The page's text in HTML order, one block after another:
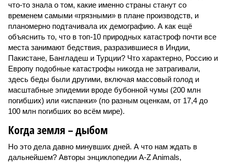
что-то знала о том, какие именно страны станут со
временем самыми «грязными» в плане производств, и
планомерно подтачивала их демографию. А как ещё
объяснить то, что в топ-10 природных катастроф почти все
места занимают бедствия, разразившиеся в Индии,
Пакистане, Бангладеш и Турции? Что характерно, Россию и
Европу подобные катастрофы никогда не затрагивали,
здесь беды были другими, включая массовый голод и
масштабные эпидемии вроде бубонной чумы (200 млн
погибших) или «испанки» (по разным оценкам, от 17,4 до
100 млн погибших во всём мире).
Когда земля – дыбом
Но это дела давно минувших дней. А что нам ждать в
дальнейшем? Авторы энциклопедии A-Z Animals,